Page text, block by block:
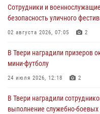
Сотрудники
пресекли 20 правонарушений
27 июля 2026, 08:29
В Твери наградили призеров
мини-футболу
24 июля 2026, 12:18 2
Росгвардейцы оказали
Сотрудники и
безопасность уличного
02 августа 2026, 07:05 2
В Твери наградили призеров
мини-футболу
24 июля 2026, 12:18 2
В Твери наградили
выполнение служебно-боевых